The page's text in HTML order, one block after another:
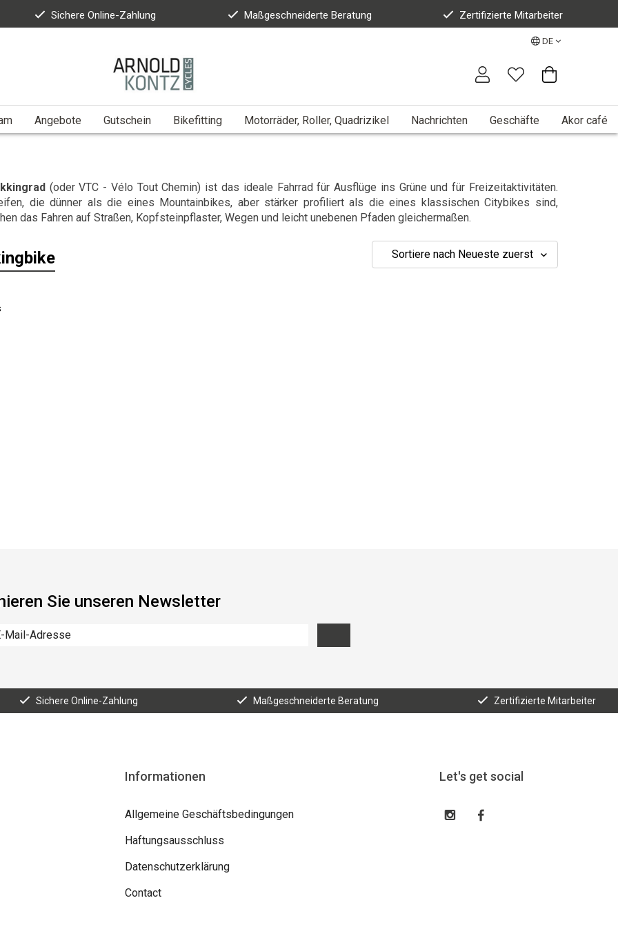
Sichere Online-Zahlung Maßgeschneiderte Beratung Zertifizierte Mitarbeiter
DE
Angebote Gutschein Bikefitting Motorräder, Roller, Quadrizikel Nachrichten Geschäfte Akor café
(oder VTC - Vélo Tout Chemin) ist das ideale Fahrrad für Ausflüge ins Grüne und für Freizeitaktivitäten.
die dünner als die eines Mountainbikes, aber stärker profiliert als die eines klassischen Citybikes sind,
das Fahren auf Straßen, Kopfsteinpflaster, Wegen und leicht unebenen Pfaden gleichermaßen.
Sie unseren Newsletter
Sichere Online-Zahlung Maßgeschneiderte Beratung Zertifizierte Mitarbeiter
Informationen
Allgemeine Geschäftsbedingungen
Haftungsausschluss
Datenschutzerklärung
Contact
Let's get social